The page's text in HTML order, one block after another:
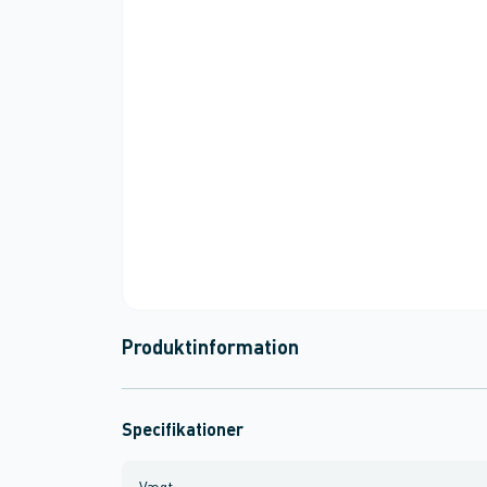
Produktinformation
Specifikationer